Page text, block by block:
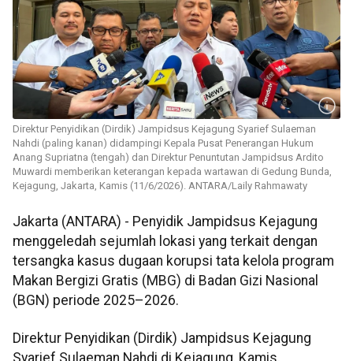
Direktur Penyidikan (Dirdik) Jampidsus Kejagung Syarief Sulaeman
Nahdi (paling kanan) didampingi Kepala Pusat Penerangan Hukum
Anang Supriatna (tengah) dan Direktur Penuntutan Jampidsus Ardito
Muwardi memberikan keterangan kepada wartawan di Gedung Bunda,
Kejagung, Jakarta, Kamis (11/6/2026). ANTARA/Laily Rahmawaty
Jakarta (ANTARA) - Penyidik Jampidsus Kejagung
menggeledah sejumlah lokasi yang terkait dengan
tersangka kasus dugaan korupsi tata kelola program
Makan Bergizi Gratis (MBG) di Badan Gizi Nasional
(BGN) periode 2025–2026.
Direktur Penyidikan (Dirdik) Jampidsus Kejagung
Syarief Sulaeman Nahdi di Kejagung, Kamis,